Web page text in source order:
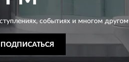
событиях и многом другом
ПОДПИСАТЬСЯ